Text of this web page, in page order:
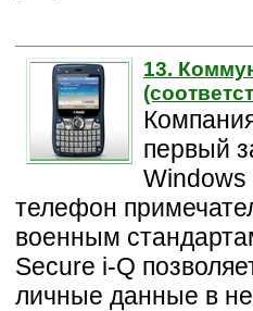
13.
первый
телефон
военным
Secure i-Q
личные данные в